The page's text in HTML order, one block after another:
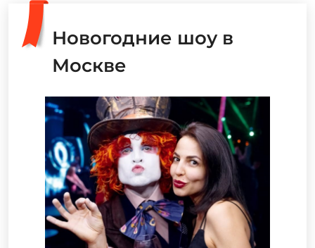
Новогодние шоу в
Москве